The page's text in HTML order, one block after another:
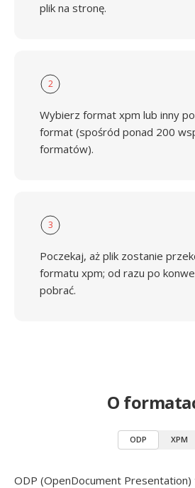
plik na stronę.
2
Wybierz format xpm lub inny
format (spośród ponad 200
formatów).
3
Poczekaj, aż plik zostanie
formatu xpm; od razu po
pobrać.
O
ODP XPM
ODP (OpenDocument